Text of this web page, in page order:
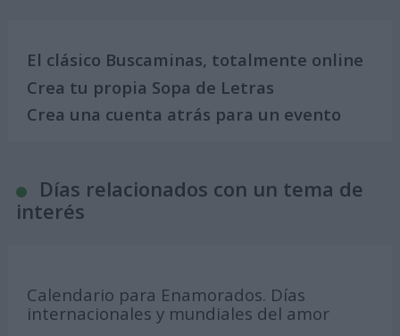
El clásico Buscaminas, totalmente online
Crea tu propia Sopa de Letras
Crea una cuenta atrás para un evento
Días relacionados con un tema de
interés
Calendario para Enamorados. Días
internacionales y mundiales del amor